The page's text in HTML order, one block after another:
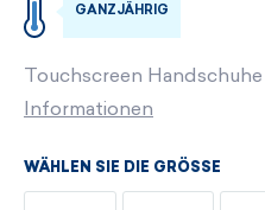
GANZJÄHRIG
Touchscreen
Informationen
WÄHLEN SIE DIE GRÖSSE